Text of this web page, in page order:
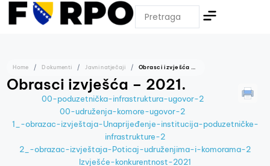
Home Dokumenti Javni natječaji
Obrasci izvješća – 2021.
00-poduzetnička-infrastruktura-ugovor-2
00-udruženja-komore-ugovor-2
1_-obrazac-izvještaja-Unaprijeđenje-institucija-poduzetničke-
infrastrukture-2
2_-obrazac-izvještaja-Poticaj-udruženjima-i-komorama-2
Izvješće-konkurentnost-2021